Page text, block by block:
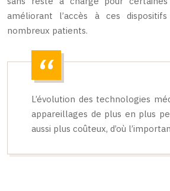
améliorant l’accès à ces
nombreux patients.
L’évolution des technologies
appareillages de plus en plus
aussi plus coûteux, d’où